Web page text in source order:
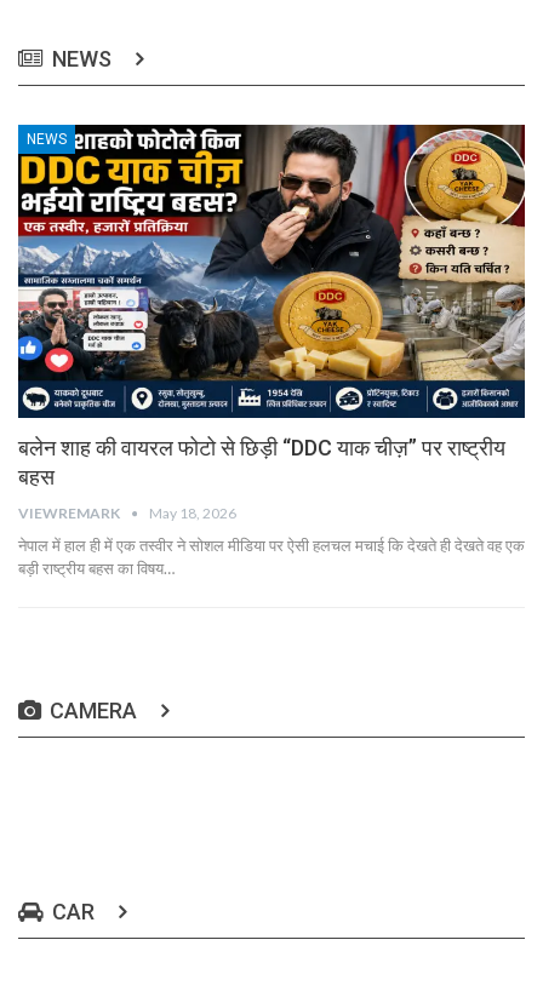
NEWS
NEWS
बलेन शाह की वायरल फोटो से छिड़ी “DDC याक चीज़” पर राष्ट्रीय
बहस
VIEWREMARK May 18, 2026
नेपाल में हाल ही में एक तस्वीर ने सोशल मीडिया पर ऐसी हलचल मचाई कि देखते ही देखते वह एक
बड़ी राष्ट्रीय बहस का विषय…
CAMERA
CAR